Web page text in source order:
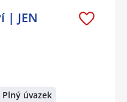
| JEN
Plný úvazek